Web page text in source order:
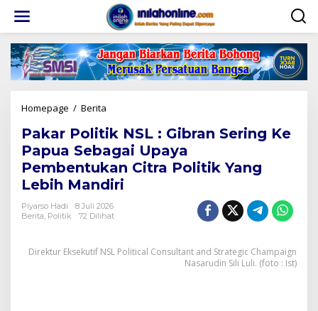
konten
Homepage / Berita
NSL
:
Gibran
Sering
Ke
Sebagai
Upaya
Citra
Pakar Politik NSL : Gibran Sering Ke
Papua Sebagai Upaya
Pembentukan Citra Politik Yang
Lebih Mandiri
Piyarso Hadi
8 Juli 2026
Berita Politik 72 Dilihat
Direktur Eksekutif NSL Political Consultant and Strategic Champaign
Nasarudin Sili Luli. (foto : Ist)